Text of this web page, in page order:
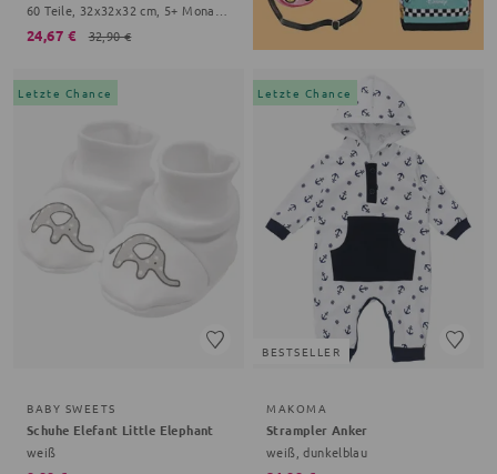
24,67 € 32,90 €
Letzte Chance
BABY SWEETS
Schuhe Elefant Little Elephant
weiß
Letzte Chance
BESTSELLER
MAKOMA
Strampler Anker
weiß, dunkelblau